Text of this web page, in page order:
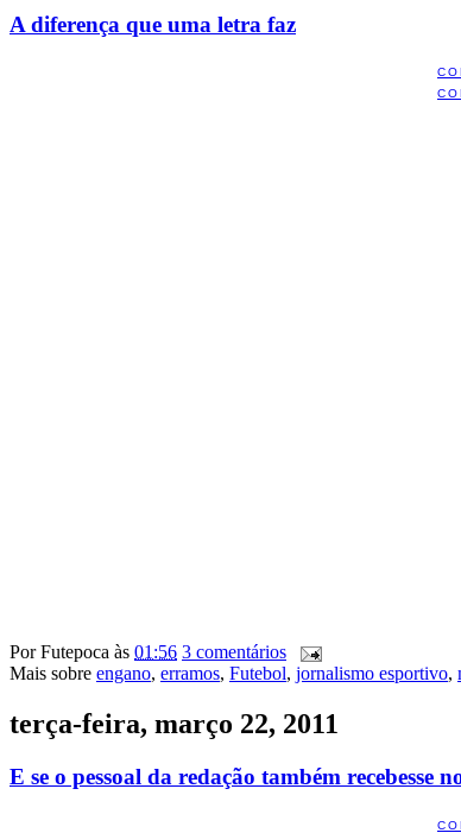
A diferença que uma letra faz
PorFutepoca às 01:56 3 comentários
Mais sobre engano, erramos, Futebol, jornalismo esportivo,
terça-feira, março 22, 2011
E se o pessoal da redação também recebesse